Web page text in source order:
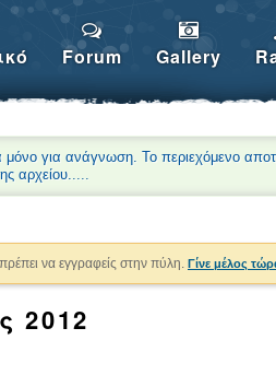
Forum Gallery
μόνο για ανάγνωση. Το περιεχόμενο
αρχείου.....
να εγγραφείς στην πύλη. Γίνε μέλος
2012